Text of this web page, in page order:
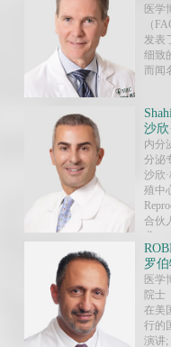
医学
（
发表
细致
而闻
沙欣
内分
分泌
沙欣
殖中
合伙
业。
罗
医学
院士
在美
行的
演讲;